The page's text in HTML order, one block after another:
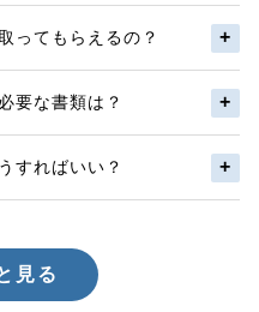
ってもらえるの？
要な書類は？
すればいい？
見る